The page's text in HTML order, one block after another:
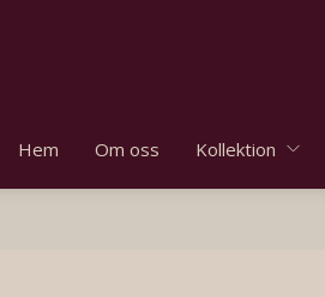
Hem Om oss Kollektion